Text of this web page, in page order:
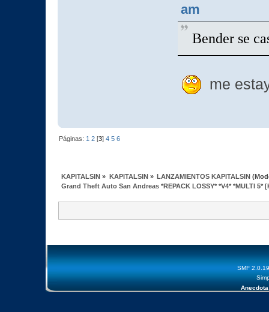
am
Bender se
me
Páginas: 1 2 [3]4 5 6
KAPITALSIN » KAPITALSIN» LANZAMIENTOS KAPITALSIN
Grand Theft Auto San Andreas *REPACK LOSSY* *V4* *MULTI 5*
SMF 2.0.19
Anecdota